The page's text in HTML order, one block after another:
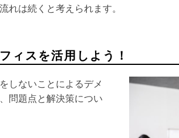
れは続くと考えられます。
ィスを活用しよう！
しないことによるデメ
問題点と解決策につい